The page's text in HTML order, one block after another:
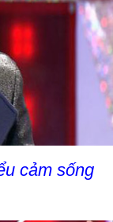
cảm sống